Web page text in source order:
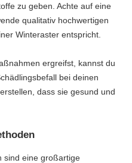
zu geben. Achte auf eine
qualitativ hochwertigen
Winteraster entspricht.
ergreifst, kannst du
bei deinen
dass sie gesund und
sind eine großartige